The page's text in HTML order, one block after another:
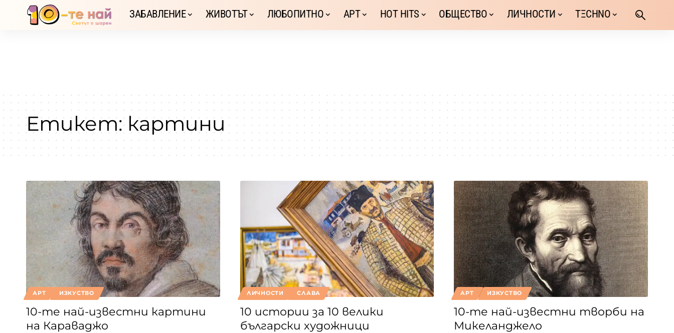
ЗАБАВЛЕНИЕ ЖИВОТЪТ ЛЮБОПИТНО АРТ HOT HITS ОБЩЕСТВО ЛИЧНОСТИ TΞCHNO
Етикет: картини
АРТ ИЗКУСТВО
10-те най-известни картини
на Караваджо
ЛИЧНОСТИ СЛАВА
10 истории за 10 велики
български художници
АРТ ИЗКУСТВО
10-те най-известни творби на
Микеланджело